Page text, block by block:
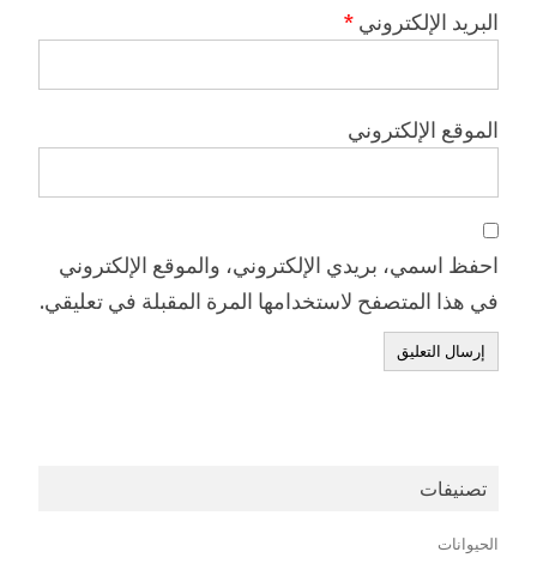
البريد الإلكتروني *
الموقع الإلكتروني
احفظ اسمي، بريدي الإلكتروني، والموقع الإلكتروني
في هذا المتصفح لاستخدامها المرة المقبلة في تعليقي.
تصنيفات
الحيوانات